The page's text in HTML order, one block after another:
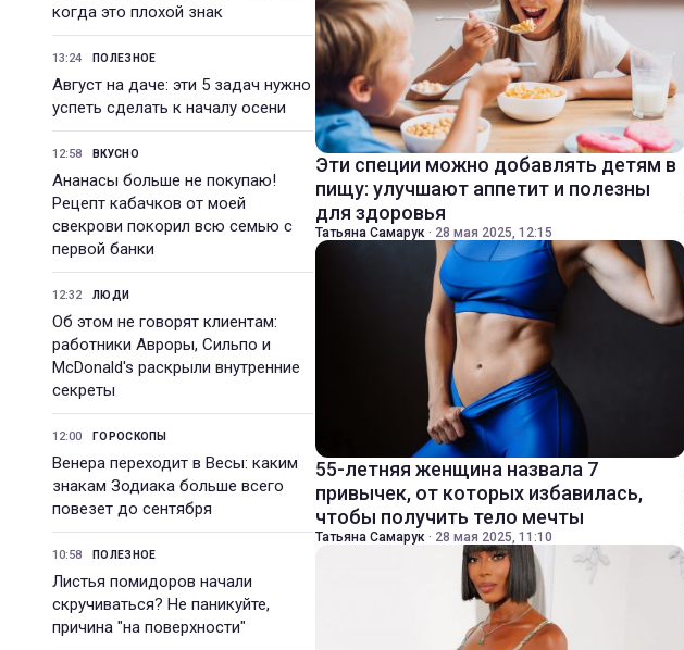
когда это плохой знак
13:24 ПОЛЕЗНОЕ
Август на даче: эти 5 задач нужно
успеть сделать к началу осени
12:58 ВКУСНО
Ананасы больше не покупаю!
Рецепт кабачков от моей
свекрови покорил всю семью с
первой банки
12:32 ЛЮДИ
Об этом не говорят клиентам:
работники Авроры, Сильпо и
McDonald's раскрыли внутренние
секреты
12:00 ГОРОСКОПЫ
Венера переходит в Весы: каким
знакам Зодиака больше всего
повезет до сентября
10:58 ПОЛЕЗНОЕ
Листья помидоров начали
скручиваться? Не паникуйте,
причина "на поверхности"
Эти специи можно добавлять детям в
пищу: улучшают аппетит и полезны
для здоровья
Татьяна Самарук · 28 мая 2025, 12:15
55-летняя женщина назвала 7
привычек, от которых избавилась,
чтобы получить тело мечты
Татьяна Самарук · 28 мая 2025, 11:10